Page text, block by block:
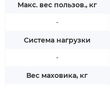
Макс. вес пользов., кг
-
Система нагрузки
-
Вес маховика, кг